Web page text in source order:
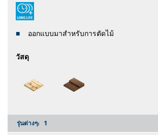
ออกแบบมาสำหรับการตัดไม้
วัสดุ
รุ่นต่างๆ: 1